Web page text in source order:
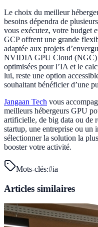
Le choix du meilleur
besoins dépendra de
vous exécutez, votre budget
GCP offrent une grande
adaptée aux projets
NVIDIA GPU Cloud (NGC)
optimisées pour l’IA et le
lui, reste une option
souhaitant bénéficier d’une
Jangaan Tech vous
meilleurs hébergeurs GPU
artificielle, de big data ou de
startup, une entreprise ou un
sélectionner la solution la
booster votre activité.
Mots-clés:#ia
Articles similaires